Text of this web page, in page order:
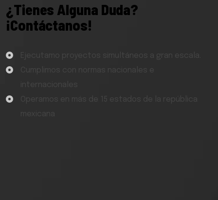
¿Tienes Alguna Duda?
¡Contáctanos!
Ejecutamo proyectos simultáneos a gran escala.
Cumplimos con normas nacionales e
internacionales
Operamos en más de 15 estados de la república
mexicana